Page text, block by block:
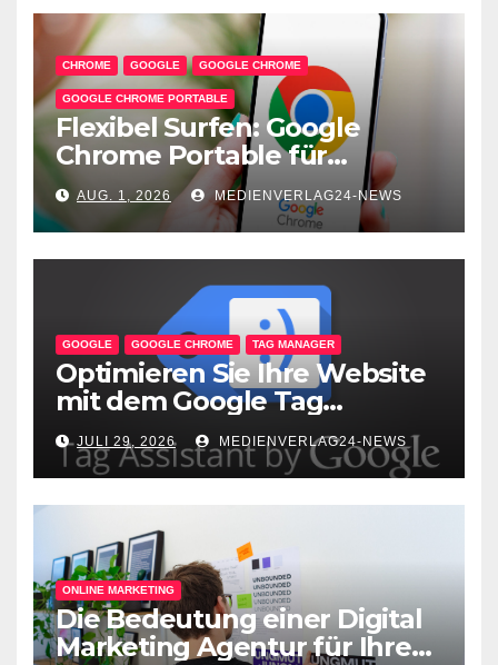
CHROME GOOGLE GOOGLE CHROME
GOOGLE CHROME PORTABLE
Flexibel Surfen: Google
Chrome Portable für
unterwegs
AUG. 1, 2026 MEDIENVERLAG24-NEWS
GOOGLE GOOGLE CHROME TAG MANAGER
Optimieren Sie Ihre Website
mit dem Google Tag
Assistant: Fehlerfreie Tag-
Implementierung leicht
gemacht!
JULI 29, 2026 MEDIENVERLAG24-NEWS
ONLINE MARKETING
Die Bedeutung einer Digital
Marketing Agentur für Ihren